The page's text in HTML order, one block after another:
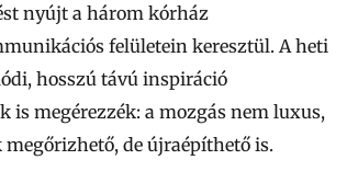
nyújt a három kórház
felületein keresztül. A heti
hosszú távú inspiráció
is megérezzék: a mozgás nem luxus,
megőrizhető, de újraépíthető is.